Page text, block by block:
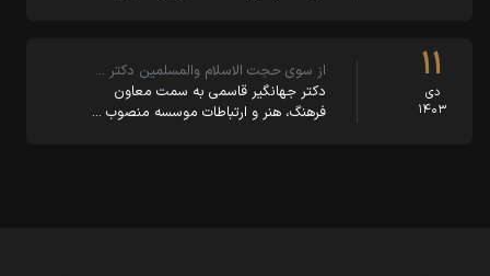
۱۱
دی
۱۴۰۳
از سوی حجت الاسلام والمسلمین دکتر …
دکتر جهانگیر قاسمی به سمت معاون
فرهنگ، هنر و ارتباطات موسسه منصوب …